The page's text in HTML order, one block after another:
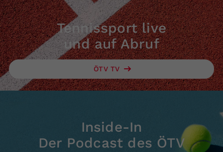
Tennissport live
und auf Abruf
ÖTV TV
Inside-In
Der Podcast des ÖTV